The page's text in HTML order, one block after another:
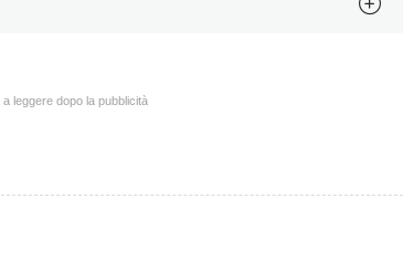
a leggere dopo la pubblicità